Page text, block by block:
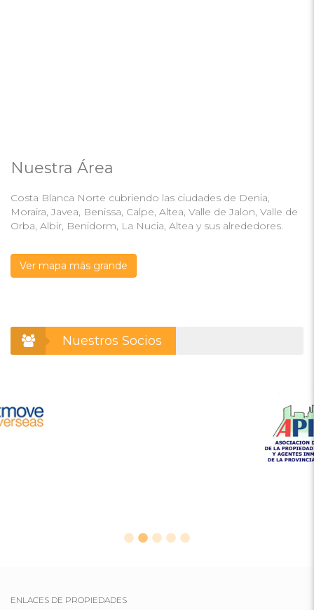
Nuestra Área
Costa Blanca Norte cubriendo las ciudades de Denia,
Moraira, Javea, Benissa, Calpe, Altea, Valle de Jalon, Valle de
Orba, Albir, Benidorm, La Nucia, Altea y sus alrededores.
Ver mapa más grande
Nuestros Socios
ENLACES DE PROPIEDADES